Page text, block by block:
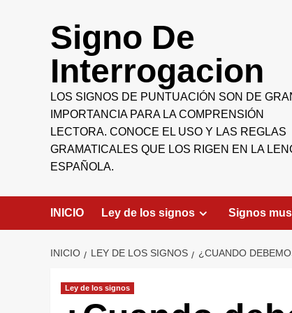
Signo De
Interrogacion
LOS SIGNOS DE PUNTUACIÓN SON DE
IMPORTANCIA PARA LA COMPRENSIÓN
LECTORA. CONOCE EL USO Y LAS REGLAS
GRAMATICALES QUE LOS RIGEN EN LA
ESPAÑOLA.
INICIO Ley de los signos Signos
INICIO LEY DE LOS SIGNOS ¿CUANDO
Ley de los signos